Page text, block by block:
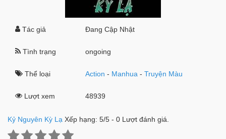
Tác giả Đang Cập Nhật
Tình trạng ongoing
Thể loại Action - Manhua -Truyện Màu
Lượt xem 48939
Kỷ Nguyên Kỳ Lạ Xếp hạng: 5/5 - 0 Lượt đánh giá.